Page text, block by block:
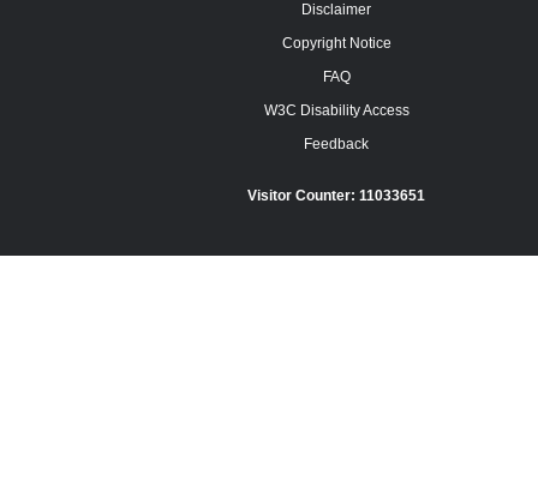
Disclaimer
Copyright Notice
FAQ
W3C Disability Access
Feedback
Visitor Counter: 11033651